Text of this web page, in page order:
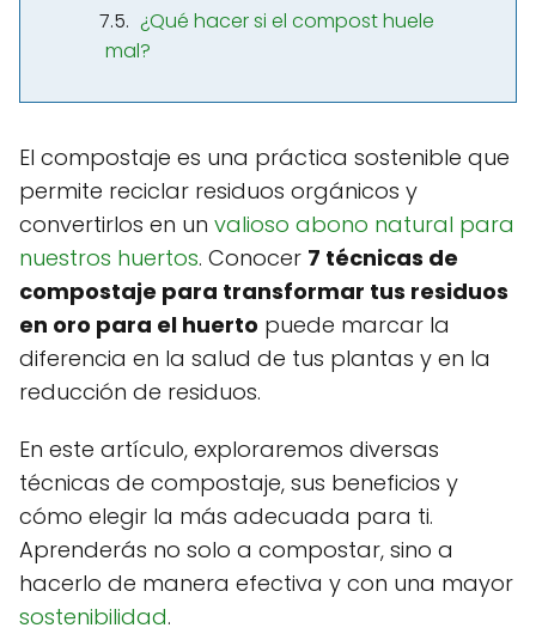
¿Qué hacer si el compost huele
mal?
El compostaje es una práctica sostenible que
permite reciclar residuos orgánicos y
convertirlos en un valioso abono natural para
nuestros huertos. Conocer 7 técnicas de
compostaje para transformar tus residuos
en oro para el huerto puede marcar la
diferencia en la salud de tus plantas y en la
reducción de residuos.
En este artículo, exploraremos diversas
técnicas de compostaje, sus beneficios y
cómo elegir la más adecuada para ti.
Aprenderás no solo a compostar, sino a
hacerlo de manera efectiva y con una mayor
sostenibilidad.